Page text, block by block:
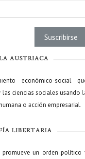
AUSTRIACA
económico-social
ciencias sociales usando
o acción empresarial.
LIBERTARIA
un orden político